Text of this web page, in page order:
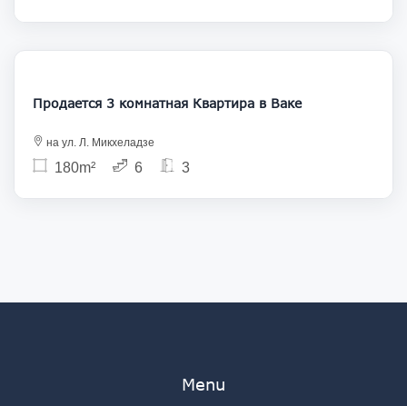
400 000
Продается 3 комнатная Квартира в Ваке
на ул. Л. Микхеладзе
180m² 6 3
Menu